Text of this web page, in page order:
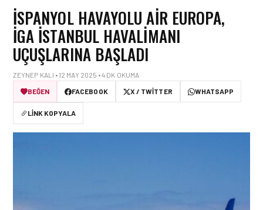
İSPANYOL HAVAYOLU AIR EUROPA,
İGA İSTANBUL HAVALIMANI
UÇUŞLARINA BAŞLADI
ZEYNEP KALI • 12 MAY 2025 • 4 DK OKUMA
BEĞEN
FACEBOOK X / TWITTER WHATSAPP
LINK KOPYALA